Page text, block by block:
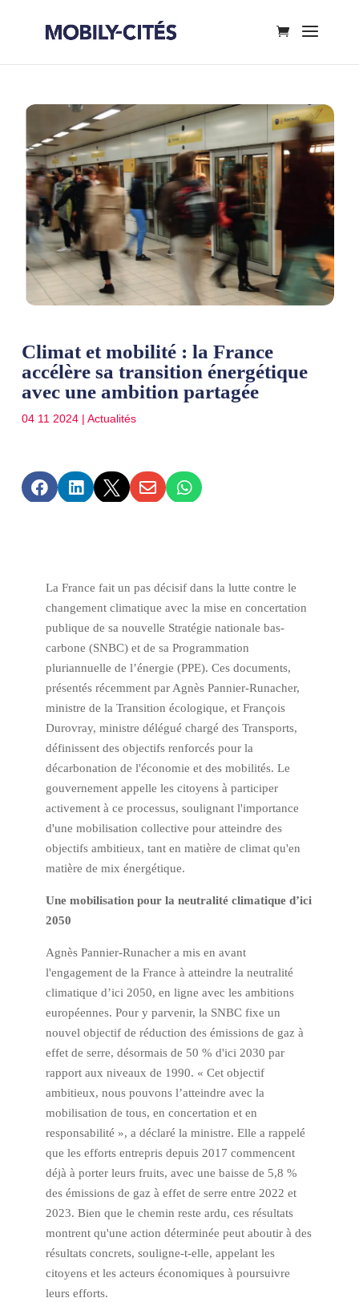
Climat et mobilité : la France
accélère sa transition énergétique
avec une ambition partagée
04 11 2024| Actualités
    
La France fait un pas décisif dans la lutte contre le
changement climatique avec la mise en concertation
publique de sa nouvelle Stratégie nationale bas-
carbone (SNBC) et de sa Programmation
pluriannuelle de l’énergie (PPE). Ces documents,
présentés récemment par Agnès Pannier-Runacher,
ministre de la Transition écologique, et François
Durovray, ministre délégué chargé des Transports,
définissent des objectifs renforcés pour la
décarbonation de l'économie et des mobilités. Le
gouvernement appelle les citoyens à participer
activement à ce processus, soulignant l'importance
d'une mobilisation collective pour atteindre des
objectifs ambitieux, tant en matière de climat qu'en
matière de mix énergétique.
Une mobilisation pour la neutralité climatique d’ici
2050
Agnès Pannier-Runacher a mis en avant
l'engagement de la France à atteindre la neutralité
climatique d’ici 2050, en ligne avec les ambitions
européennes. Pour y parvenir, la SNBC fixe un
nouvel objectif de réduction des émissions de gaz à
effet de serre, désormais de 50 % d'ici 2030 par
rapport aux niveaux de 1990. « Cet objectif
ambitieux, nous pouvons l’atteindre avec la
mobilisation de tous, en concertation et en
responsabilité », a déclaré la ministre. Elle a rappelé
que les efforts entrepris depuis 2017 commencent
déjà à porter leurs fruits, avec une baisse de 5,8 %
des émissions de gaz à effet de serre entre 2022 et
2023. Bien que le chemin reste ardu, ces résultats
montrent qu'une action déterminée peut aboutir à des
résultats concrets, souligne-t-elle, appelant les
citoyens et les acteurs économiques à poursuivre
leurs efforts.